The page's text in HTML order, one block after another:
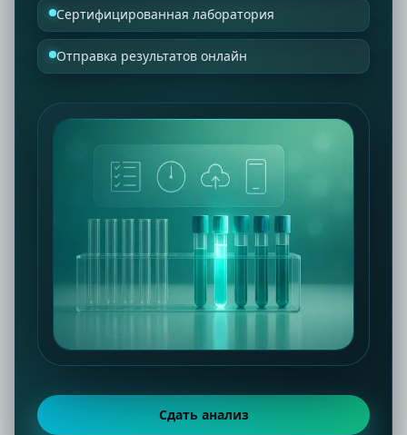
Сертифицированная лаборатория
Отправка результатов онлайн
Сдать анализ